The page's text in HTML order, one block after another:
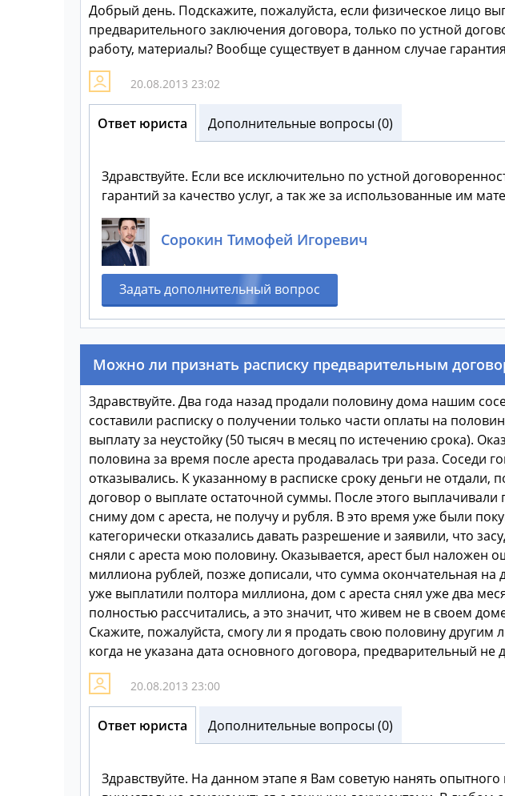
Добрый день. Подскажите, пожалуйста, если физическое лицо
предварительного заключения договора, только по устной
работу, материалы? Вообще существует в данном случае
20.08.2013 23:02
Ответ юриста Дополнительные вопросы (0)
Здравствуйте. Если все исключительно по устной
гарантий за качество услуг, а так же за использованные им
Сорокин Тимофей Игоревич
Задать дополнительный вопрос
Можно ли признать расписку предварительным
Здравствуйте. Два года назад продали половину дома нашим
составили расписку о получении только части оплаты на
выплату за неустойку (50 тысяч в месяц по истечению срока).
половина за время после ареста продавалась три раза. Соседи
отказывались. К указанному в расписке сроку деньги не
договор о выплате остаточной суммы. После этого выплачивали
сниму дом с ареста, не получу и рубля. В это время уже были
категорически отказались давать разрешение и заявили, что
сняли с ареста мою половину. Оказывается, арест был наложен
миллиона рублей, позже дописали, что сумма окончательная
уже выплатили полтора миллиона, дом с ареста снял уже два
полностью рассчитались, а это значит, что живем не в своем
Скажите, пожалуйста, смогу ли я продать свою половину
когда не указана дата основного договора, предварительный не
20.08.2013 23:00
Ответ юриста Дополнительные вопросы (0)
Здравствуйте. На данном этапе я Вам советую нанять